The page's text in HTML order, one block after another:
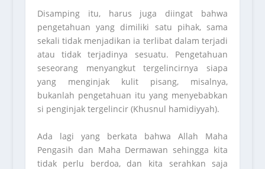
Disamping itu, harus juga diingat bahwa
pengetahuan yang dimiliki satu pihak, sama
sekali tidak menjadikan ia terlibat dalam terjadi
atau tidak terjadinya sesuatu. Pengetahuan
seseorang menyangkut tergelincirnya siapa
yang menginjak kulit pisang, misalnya,
bukanlah pengetahuan itu yang menyebabkan
si penginjak tergelincir (Khusnul hamidiyyah).
Ada lagi yang berkata bahwa Allah Maha
Pengasih dan Maha Dermawan sehingga kita
tidak perlu berdoa, dan kita serahkan saja